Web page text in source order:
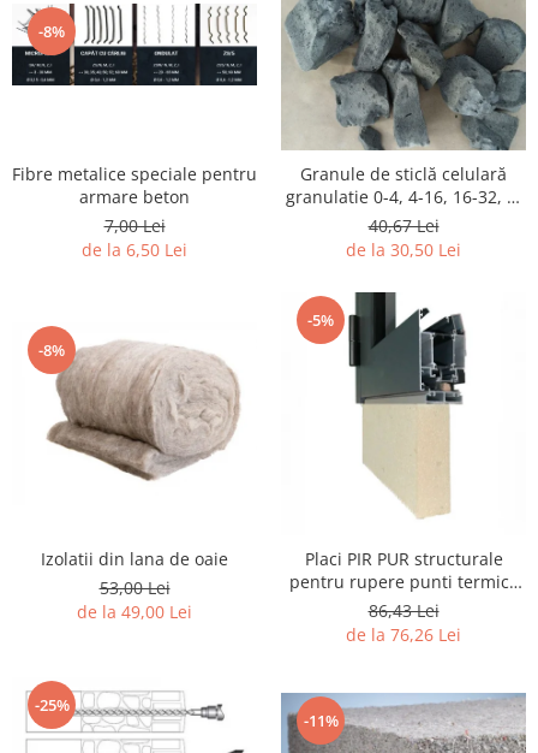
-8%
Fibre metalice speciale pentru
armare beton
7,00 Lei
de la 6,50 Lei
Granule de sticlă celulară
granulatie 0-4, 4-16, 16-32, 0-
63, 0 -120 mm
40,67 Lei
de la 30,50 Lei
-8%
Izolatii din lana de oaie
53,00 Lei
de la 49,00 Lei
-5%
Placi PIR PUR structurale
pentru rupere punti termice
tamplarie
86,43 Lei
de la 76,26 Lei
-25%
-11%